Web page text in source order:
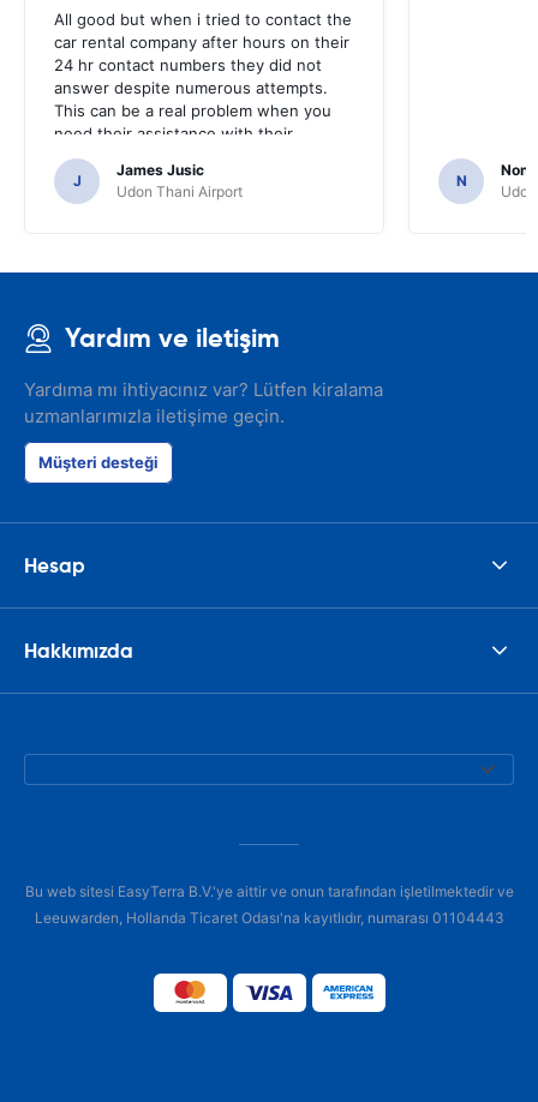
All good but when i tried to contact the
car rental company after hours on their
24 hr contact numbers they did not
answer despite numerous attempts.
This can be a real problem when you
need their assistance with their
services or car.
J
James Jusic
Udon Thani Airport
N
Yardım ve iletişim
Yardıma mı ihtiyacınız var? Lütfen kiralama
uzmanlarımızla iletişime geçin.
Müşteri desteği
Hesap
Hakkımızda
Bu web sitesi EasyTerra B.V.'ye aittir ve onun tarafından işletilmektedir ve
Leeuwarden, Hollanda Ticaret Odası'na kayıtlıdır, numarası 01104443